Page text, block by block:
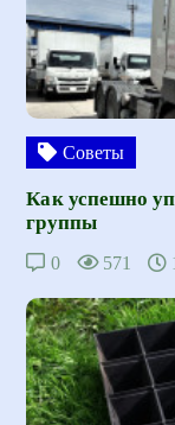
Советы
Как успешно
группы
0 571